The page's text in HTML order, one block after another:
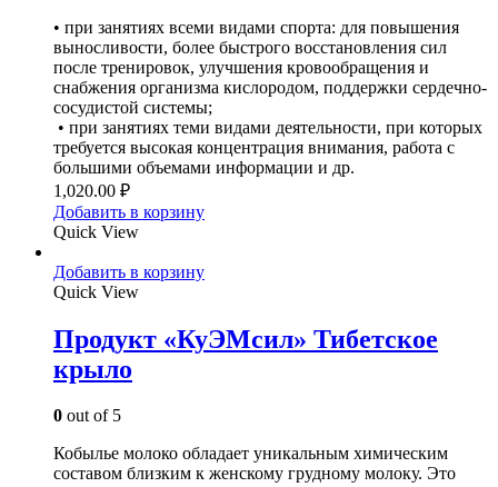
• при занятиях всеми видами спорта: для повышения
выносливости, более быстрого восстановления сил
после тренировок, улучшения кровообращения и
снабжения организма кислородом, поддержки сердечно-
сосудистой системы;
• при занятиях теми видами деятельности, при которых
требуется высокая концентрация внимания, работа с
большими объемами информации и др.
1,020.00 ₽
Добавить в корзину
Quick View
Добавить в корзину
Quick View
Продукт «КуЭМсил» Тибетское
крыло
0 out of 5
Кобылье молоко обладает уникальным химическим
составом близким к женскому грудному молоку. Это